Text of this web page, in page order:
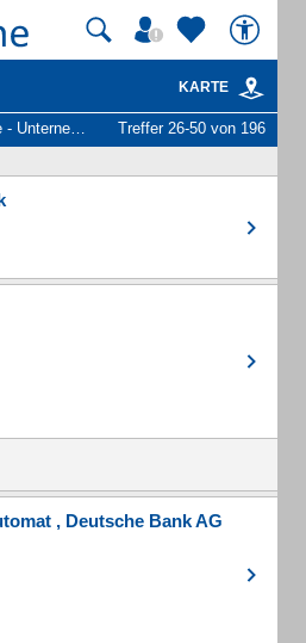
KARTE
und Personen Treffer 26-50 von 196
, Deutsche Bank AG